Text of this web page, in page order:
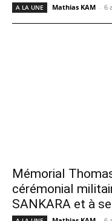
A LA UNE Mathias KAM - 6
Mémorial
cérémonial
SANKARA et à